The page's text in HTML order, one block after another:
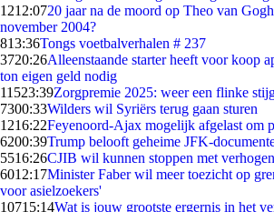
1212:0720 jaar na de moord op Theo van
november 2004?
813:36Tongs voetbalverhalen # 237
3720:26Alleenstaande starter heeft voor koop
ton eigen geld nodig
11523:39Zorgpremie 2025: weer een flinke
7300:33Wilders wil Syriërs terug gaan sturen
1216:22Feyenoord-Ajax mogelijk afgelast om
6200:39Trump belooft geheime JFK-
5516:26CJIB wil kunnen stoppen met
6012:17Minister Faber wil meer toezicht op
voor asielzoekers'
10715:14Wat is jouw grootste ergernis in het